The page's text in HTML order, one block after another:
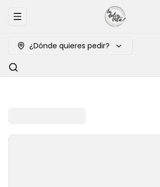
Abrir menu de navegación
¿Dónde quieres pedir?